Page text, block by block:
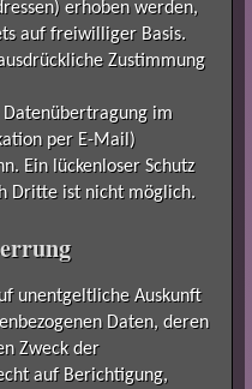
erhoben werden,
auf freiwilliger Basis.
Zustimmung
im
per E-Mail)
Ein lückenloser Schutz
Dritte ist nicht möglich.
unentgeltliche Auskunft
Daten, deren
Zweck der
auf Berichtigung,